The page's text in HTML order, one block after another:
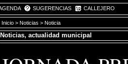
SUGERENCIAS CALLEJERO
Inicio > Noticias > Noticia
Noticias, actualidad municipal